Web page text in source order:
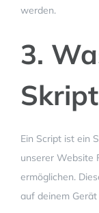
werden.
3.
Ein Script ist ein
unserer Website
ermöglichen.
auf deinem